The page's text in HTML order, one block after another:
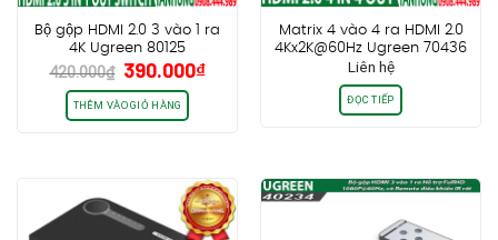
Bộ gộp HDMI 2.0 3 vào 1 ra
4K Ugreen 80125
420.000₫ Giá
gốc
là:
420.000₫.
390.000₫Giá
THÊM VÀO GIỎ HÀNG
Matrix 4 vào 4 ra HDMI 2.0
4Kx2K@60Hz Ugreen 70436
Liên hệ
ĐỌC TIẾP